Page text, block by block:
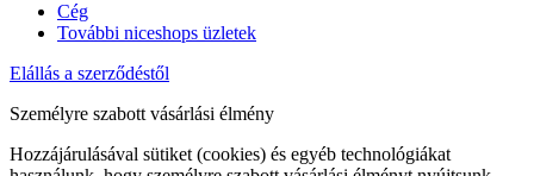
Cég
További niceshops üzletek
Elállás a szerződéstől
Személyre szabott vásárlási élmény
Hozzájárulásával sütiket (cookies) és egyéb technológiákat